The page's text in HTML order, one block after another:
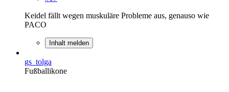
Keidel fällt wegen muskuläre Probleme aus, genauso wie
PACO
Inhalt melden
gs_tolga
Fußballikone